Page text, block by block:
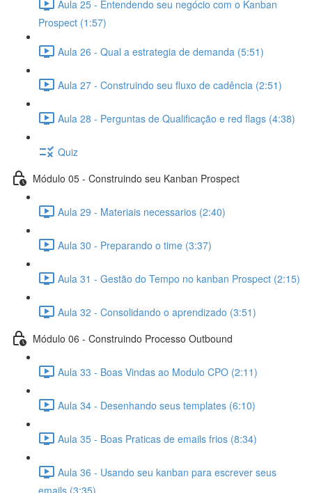
Aula 25 - Entendendo seu negócio com o Kanban
Prospect (1:57)
Aula 26 - Qual a estrategia de demanda (5:51)
Aula 27 - Construindo seu fluxo de cadência (2:51)
Aula 28 - Perguntas de Qualificação e red flags (4:38)
Quiz
Módulo 05 - Construindo seu Kanban Prospect
Aula 29 - Materiais necessarios (2:40)
Aula 30 - Preparando o time (3:37)
Aula 31 - Gestão do Tempo no kanban Prospect (2:15)
Aula 32 - Consolidando o aprendizado (3:51)
Módulo 06 - Construindo Processo Outbound
Aula 33 - Boas Vindas ao Modulo CPO (2:11)
Aula 34 - Desenhando seus templates (6:10)
Aula 35 - Boas Praticas de emails frios (8:34)
Aula 36 - Usando seu kanban para escrever seus
emails (3:35)